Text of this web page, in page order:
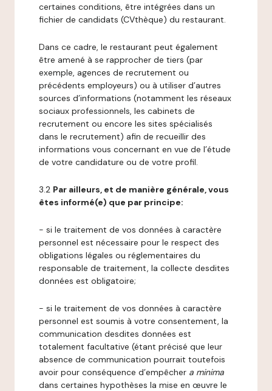
certaines conditions, être intégrées dans un
fichier de candidats (CVthèque) du restaurant.
Dans ce cadre, le restaurant peut également
être amené à se rapprocher de tiers (par
exemple, agences de recrutement ou
précédents employeurs) ou à utiliser d’autres
sources d’informations (notamment les réseaux
sociaux professionnels, les cabinets de
recrutement ou encore les sites spécialisés
dans le recrutement) afin de recueillir des
informations vous concernant en vue de l’étude
de votre candidature ou de votre profil.
3.2 Par ailleurs, et de manière générale, vous
êtes informé(e) que par principe:
- si le traitement de vos données à caractère
personnel est nécessaire pour le respect des
obligations légales ou réglementaires du
responsable de traitement, la collecte desdites
données est obligatoire;
- si le traitement de vos données à caractère
personnel est soumis à votre consentement, la
communication desdites données est
totalement facultative (étant précisé que leur
absence de communication pourrait toutefois
avoir pour conséquence d’empêcher a minima
dans certaines hypothèses la mise en œuvre le